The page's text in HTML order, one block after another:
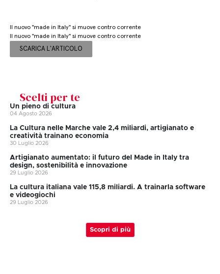
Il nuovo "made in Italy" si muove contro corrente
Il nuovo "made in Italy" si muove contro corrente
SCARICA L'ARTICOLO
Scelti per te
Un pieno di cultura
04 Agosto 2026
La Cultura nelle Marche vale 2,4 miliardi, artigianato e
creatività trainano economia
30 Luglio 2026
Artigianato aumentato: il futuro del Made in Italy tra
design, sostenibilità e innovazione
29 Luglio 2026
La cultura italiana vale 115,8 miliardi. A trainarla software
e videogiochi
29 Luglio 2026
Scopri di più